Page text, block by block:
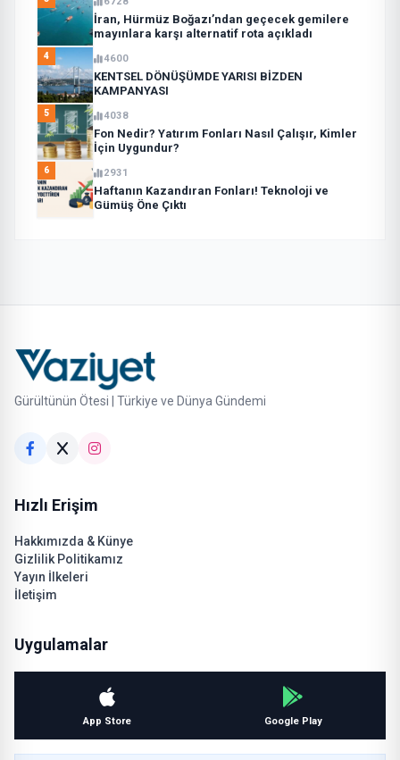
İran, Hürmüz Boğazı’ndan geçecek gemilere
mayınlara karşı alternatif rota açıkladı
4 4600
KENTSEL DÖNÜŞÜMDE YARISI BİZDEN
KAMPANYASI
5 4038
Fon Nedir? Yatırım Fonları Nasıl Çalışır, Kimler
İçin Uygundur?
6 2931
Haftanın Kazandıran Fonları! Teknoloji ve
Gümüş Öne Çıktı
Gürültünün Ötesi | Türkiye ve Dünya Gündemi
Hızlı Erişim
Hakkımızda & Künye
Gizlilik Politikamız
Yayın İlkeleri
İletişim
Uygulamalar
App Store Google Play